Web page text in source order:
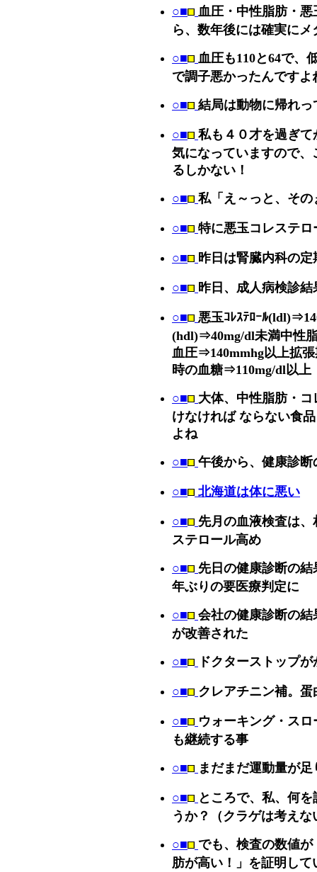
○■ 血圧・中性脂肪・
ら、数年後には確実に
○■ 血圧も110と64で、
で調子悪かったんですよ
○■ 結局は動物に帰れっ
○■ 私も４０才を過ぎ
気になっていますので
るしかない！
○■ 私「え～っと、そ
○■ 特に悪玉コレステ
○■ 昨日は腎臓内科の
○■ 昨日、成人病検診結
○■ 悪玉ｺﾚｽﾃﾛｰﾙ
(hdl)⇒40mg/dl未満中性
血圧⇒140mmhg以上拡
時の血糖⇒110mg/dl以上
○■ 大体、中性脂肪・
けなければ ならない食
よね
○■ 午後から、健康診
○■ 北海道は体に悪い
○■ 先月の血液検査は
ステロール高め
○■ 先日の健康診断の
年ぶりの要医療判定に
○■ 会社の健康診断の
が改善された
○■ ドクターストップ
○■ クレアチニン補。蛋
○■ ウォーキング・ス
も継続する事
○■ まだまだ運動量が足
○■ ところで、私、何
うか？（クラゲは考え
○■ でも、検査の数値
肪が高い！」を証明し